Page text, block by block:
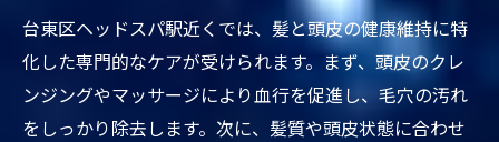
東京都台東区ヘッドスパ駅近くで効率よく
美容と健康をサポート
東京都台東区ヘッドスパ駅近くで働く女性
に人気のポイント
台東区ヘッドスパ駅近くでは、髪と頭皮の健康維持に特
化した専門的なケアが受けられます。まず、頭皮のクレ
ンジングやマッサージにより血行を促進し、毛穴の汚れ
をしっかり除去します。次に、髪質や頭皮状態に合わせ